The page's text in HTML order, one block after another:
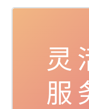
灵
服